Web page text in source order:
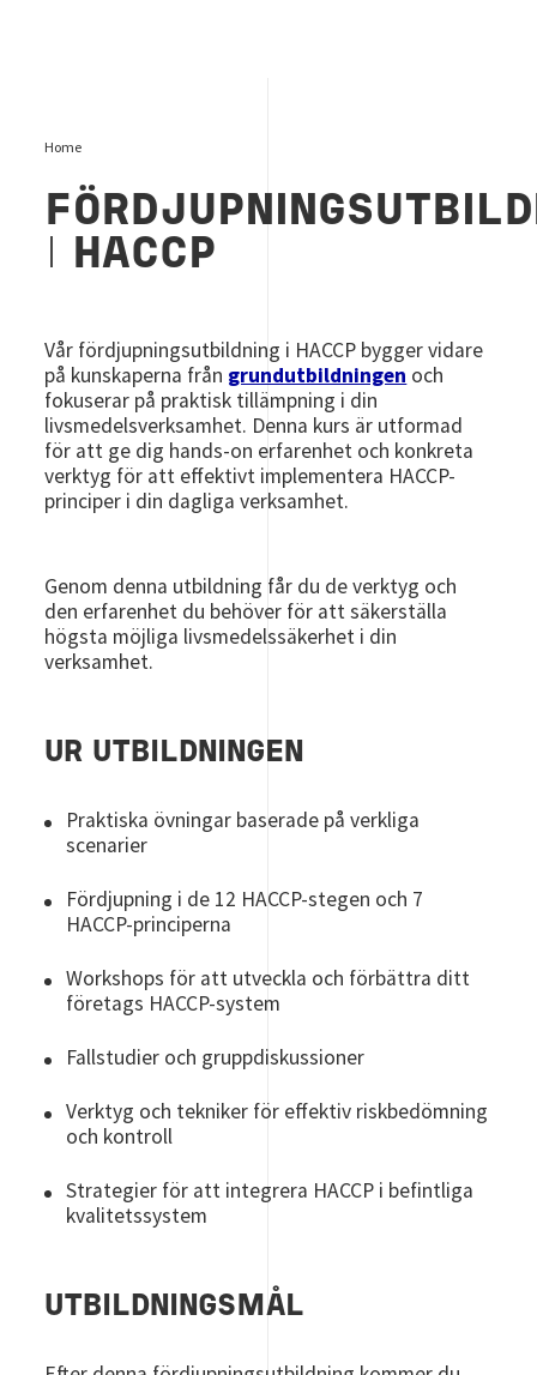
Home
HACCP
Vår fördjupningsutbildning i HACCP bygger vidare
på kunskaperna från grundutbildningen och
fokuserar på praktisk tillämpning i din
livsmedelsverksamhet. Denna kurs är utformad
för att ge dig hands-on erfarenhet och konkreta
verktyg för att effektivt implementera HACCP-
principer i din dagliga verksamhet.
Genom denna utbildning får du de verktyg och
den erfarenhet du behöver för att säkerställa
högsta möjliga livsmedelssäkerhet i din
verksamhet.
UR UTBILDNINGEN
Praktiska övningar baserade på verkliga
scenarier
Fördjupning i de 12 HACCP-stegen och 7
HACCP-principerna
Workshops för att utveckla och förbättra ditt
företags HACCP-system
Fallstudier och gruppdiskussioner
Verktyg och tekniker för effektiv riskbedömning
och kontroll
Strategier för att integrera HACCP i befintliga
kvalitetssystem
UTBILDNINGSMÅL